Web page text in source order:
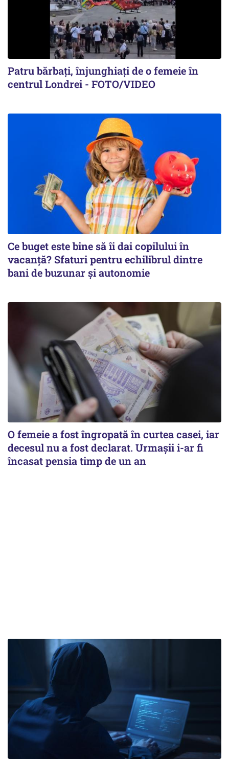
Patru bărbați, înjunghiați de o femeie în
centrul Londrei - FOTO/VIDEO
Ce buget este bine să îi dai copilului în
vacanță? Sfaturi pentru echilibrul dintre
bani de buzunar și autonomie
O femeie a fost îngropată în curtea casei, iar
decesul nu a fost declarat. Urmașii i-ar fi
încasat pensia timp de un an